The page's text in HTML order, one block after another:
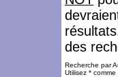
des
Recherche par
Utilisez *